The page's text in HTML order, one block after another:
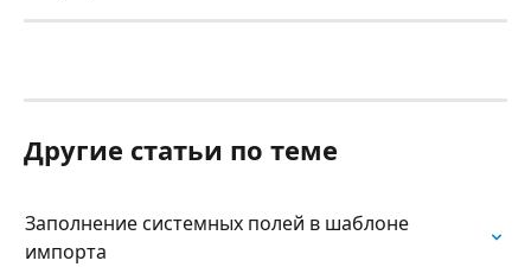
Другие статьи по теме
Заполнение системных полей в шаблоне
импорта